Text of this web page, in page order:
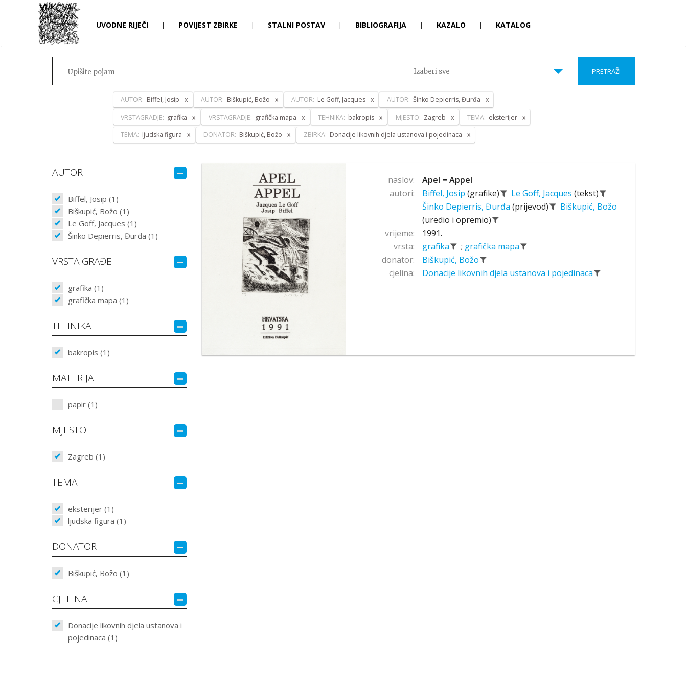
UVODNE RIJEČI | POVIJEST ZBIRKE | STALNI POSTAV | BIBLIOGRAFIJA | KAZALO | KATALOG
Izaberi sve PRETRAŽI
AUTOR: Biffel, Josip AUTOR: Biškupić, Božo AUTOR: Le Goff, Jacques AUTOR: Šinko Depierris, Đurđa
VRSTAGRADJE: grafika VRSTAGRADJE: grafička mapa TEHNIKA: bakropis MJESTO: Zagreb TEMA: eksterijer
TEMA: ljudska figura DONATOR: Biškupić, Božo ZBIRKA: Donacije likovnih djela ustanova i pojedinaca
AUTOR
Biffel, Josip (1)
Biškupić, Božo (1)
Le Goff, Jacques (1)
Šinko Depierris, Đurđa (1)
VRSTA GRAĐE
grafika (1)
grafička mapa (1)
TEHNIKA
bakropis (1)
MATERIJAL
papir (1)
MJESTO
Zagreb (1)
TEMA
eksterijer (1)
ljudska figura (1)
DONATOR
Biškupić, Božo (1)
CJELINA
Donacije likovnih djela ustanova i
pojedinaca (1)
naslov:
Apel = Appel
autori:
Biffel, Josip (grafike) Le Goff, Jacques (tekst)
Šinko Depierris, Đurđa (prijevod)
Biškupić, Božo
(uredio i opremio)
vrijeme:
1991.
vrsta:
grafika ; grafička mapa
donator:
Biškupić, Božo
cjelina:
Donacije likovnih djela ustanova i pojedinaca